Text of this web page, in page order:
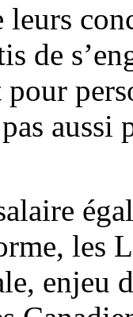
leurs
de
aussi
les
enjeu